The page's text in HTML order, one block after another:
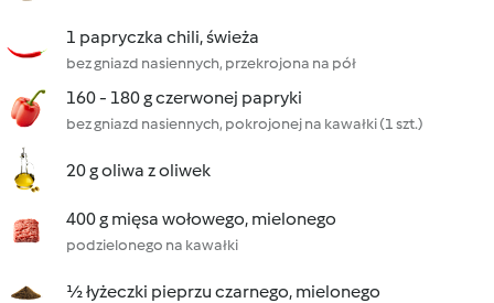
1 papryczka chili, świeża
bez gniazd nasiennych, przekrojona na pół
160 - 180 g czerwonej papryki
bez gniazd nasiennych, pokrojonej na kawałki (1 szt.)
20 g oliwa z oliwek
400 g mięsa wołowego, mielonego
podzielonego na kawałki
½ łyżeczki pieprzu czarnego, mielonego